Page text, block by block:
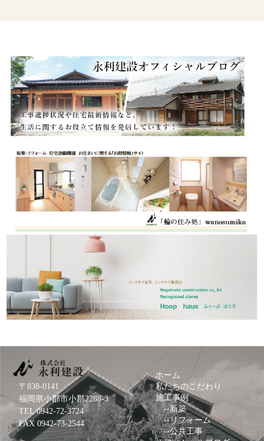
〒838-0141
福岡県小郡市小郡2288-3
TEL0942-72-3724
FAX 0942-73-2544
ホーム
私たちのこだわり
施工事例
--新築
--リフォーム
--公共工事